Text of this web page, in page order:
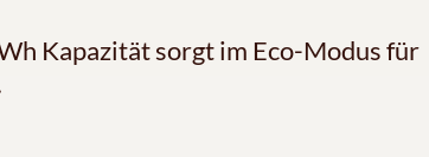
Kapazität sorgt im Eco-Modus für